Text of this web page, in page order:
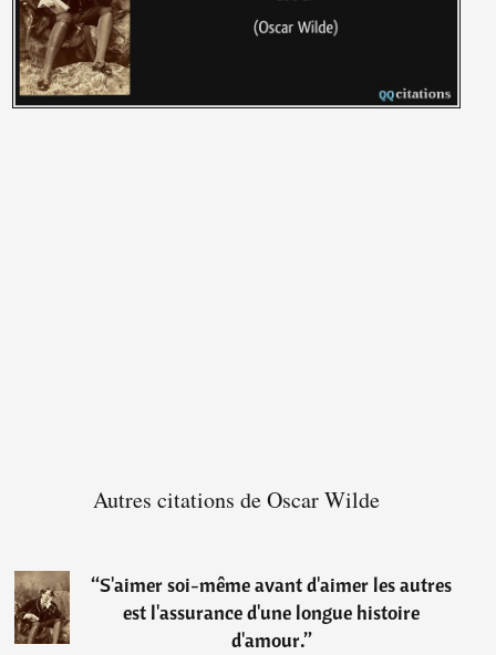
Autres citations de Oscar Wilde
“S'aimer soi-même avant d'aimer les autres
est l'assurance d'une longue histoire
d'amour.”